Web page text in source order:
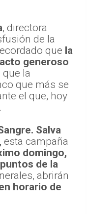
, directora
de la
que la
generoso
que la
que más se
el que, hoy
Salva
esta campaña
domingo,
de la
abrirán
horario de